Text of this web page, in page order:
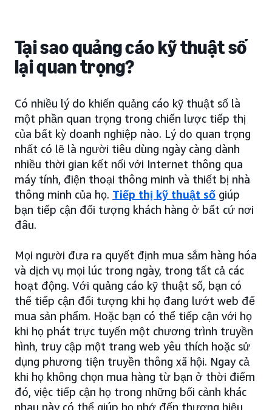
Tại sao quảng cáo kỹ thuật số
lại quan trọng?
Có nhiều lý do khiến quảng cáo kỹ thuật số là
một phần quan trọng trong chiến lược tiếp thị
của bất kỳ doanh nghiệp nào. Lý do quan trọng
nhất có lẽ là người tiêu dùng ngày càng dành
nhiều thời gian kết nối với Internet thông qua
máy tính, điện thoại thông minh và thiết bị nhà
thông minh của họ. Tiếp thị kỹ thuật số giúp
bạn tiếp cận đối tượng khách hàng ở bất cứ nơi
đâu.
Mọi người đưa ra quyết định mua sắm hàng hóa
và dịch vụ mọi lúc trong ngày, trong tất cả các
hoạt động. Với quảng cáo kỹ thuật số, bạn có
thể tiếp cận đối tượng khi họ đang lướt web để
mua sản phẩm. Hoặc bạn có thể tiếp cận với họ
khi họ phát trực tuyến một chương trình truyền
hình, truy cập một trang web yêu thích hoặc sử
dụng phương tiện truyền thông xã hội. Ngay cả
khi họ không chọn mua hàng từ bạn ở thời điểm
đó, việc tiếp cận họ trong những bối cảnh khác
nhau này có thể giúp họ nhớ đến thương hiệu